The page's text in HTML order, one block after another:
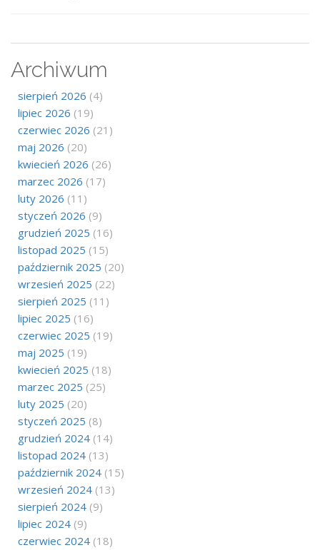
Archiwum
sierpień 2026 (4)
lipiec 2026 (19)
czerwiec 2026 (21)
maj 2026 (20)
kwiecień 2026 (26)
marzec 2026 (17)
luty 2026 (11)
styczeń 2026 (9)
grudzień 2025 (16)
listopad 2025 (15)
październik 2025 (20)
wrzesień 2025 (22)
sierpień 2025 (11)
lipiec 2025 (16)
czerwiec 2025 (19)
maj 2025 (19)
kwiecień 2025 (18)
marzec 2025 (25)
luty 2025 (20)
styczeń 2025 (8)
grudzień 2024 (14)
listopad 2024 (13)
październik 2024 (15)
wrzesień 2024 (13)
sierpień 2024 (9)
lipiec 2024 (9)
czerwiec 2024 (18)